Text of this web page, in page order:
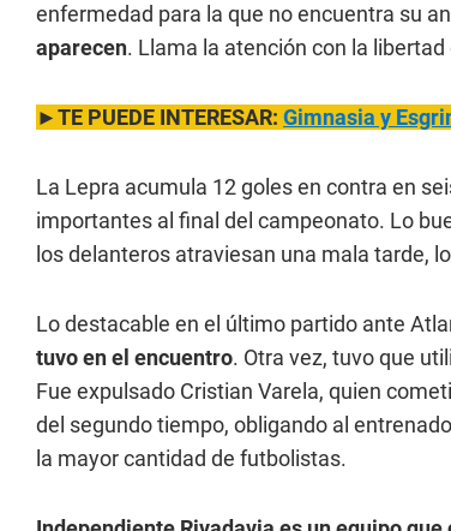
enfermedad para la que no encuentra su
aparecen. Llama la atención con la
►TE PUEDE INTERESAR: Gimnasia y
La Lepra acumula 12 goles en contra en
importantes al final del campeonato. Lo
los delanteros atraviesan una mala tarde,
Lo destacable en el último partido ante
tuvo en el encuentro. Otra vez, tuvo que
Fue expulsado Cristian Varela, quien
del segundo tiempo, obligando al
la mayor cantidad de futbolistas.